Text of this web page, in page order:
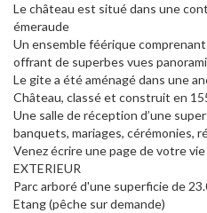
Le château est situé dans une
émeraude
Un ensemble féérique
offrant de superbes vues
Le gite a été aménagé dans une
Château, classé et construit en
Une salle de réception d’une
banquets, mariages, cérémonies,
Venez écrire une page de votre
EXTERIEUR
Parc arboré d'une superficie de
Etang (pêche sur demande)